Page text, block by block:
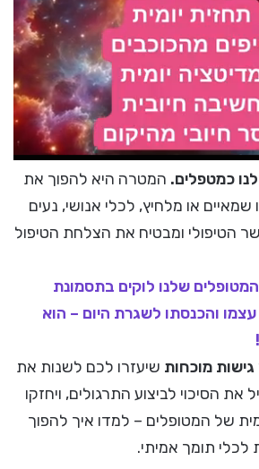
כמטפלים. המטרה היא להפוך את
או מלחיץ, לכלי אנושי, נעים
הטיפולי ומבטיח את הצלחת הטיפול
שלנו לוקים בתסמונת
והכנסתו לשגרת היום – הוא
שיעזרו לכם לשנות את
הסיכוי לביצוע התרגולים, ויחזקו
של המטופלים – למדו איך להפוך
תומך אמיתי.